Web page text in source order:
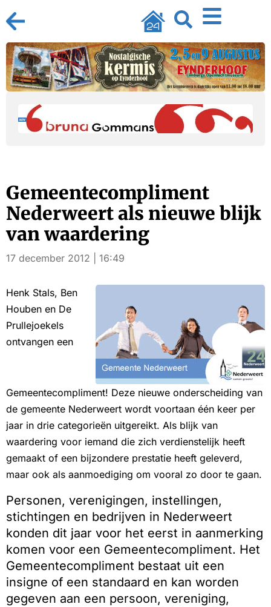
Gemeentecompliment
Nederweert als nieuwe blijk
van waardering
17 december 2012 | 16:49
Henk Stals, Ben
Houben en De
Prullejoekels
ontvangen een
Gemeentecompliment! Deze nieuwe onderscheiding van
de gemeente Nederweert wordt voortaan één keer per
jaar in drie categorieën uitgereikt. Als blijk van
waardering voor iemand die zich verdienstelijk heeft
gemaakt of een bijzondere prestatie heeft geleverd,
maar ook als aanmoediging om vooral zo door te gaan.
Personen, verenigingen, instellingen,
stichtingen en bedrijven in Nederweert
konden dit jaar voor het eerst in aanmerking
komen voor een Gemeentecompliment. Het
Gemeentecompliment bestaat uit een
insigne of een standaard en kan worden
gegeven aan een persoon, vereniging,